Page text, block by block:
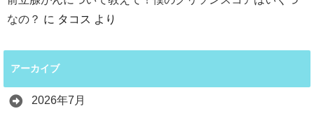
なの？ に タコス より
アーカイブ
2026年7月